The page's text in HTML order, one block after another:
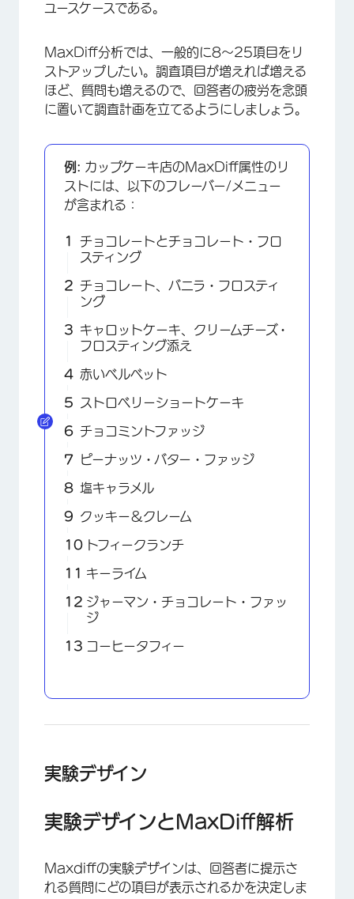
ユースケースである。
MaxDiff分析では、一般的に8～25項目をリ
ストアップしたい。調査項目が増えれば増える
ほど、質問も増えるので、回答者の疲労を念頭
に置いて調査計画を立てるようにしましょう。
例: カップケーキ店のMaxDiff属性のリ
ストには、以下のフレーバー/メニュー
が含まれる：
チョコレートとチョコレート・フロ
スティング
チョコレート、バニラ・フロスティ
ング
キャロットケーキ、クリームチーズ・
フロスティング添え
赤いベルベット
ストロベリーショートケーキ
チョコミントファッジ
ピーナッツ・バター・ファッジ
塩キャラメル
クッキー＆クレーム
トフィークランチ
キーライム
ジャーマン・チョコレート・ファッ
ジ
コーヒータフィー
実験デザイン
実験デザインとMaxDiff解析
Maxdiffの実験デザインは、回答者に提示さ
れる質問にどの項目が表示されるかを決定しま